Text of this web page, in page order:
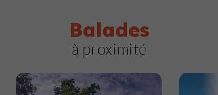
Balades
à proximité